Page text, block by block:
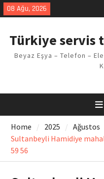
Skip
to
08 Ağu, 2026
Türkiye servis
Beyaz Eşya – Telefon –
Home 2025
Ağustos
Sultanbeyli Hamidiye
59 56